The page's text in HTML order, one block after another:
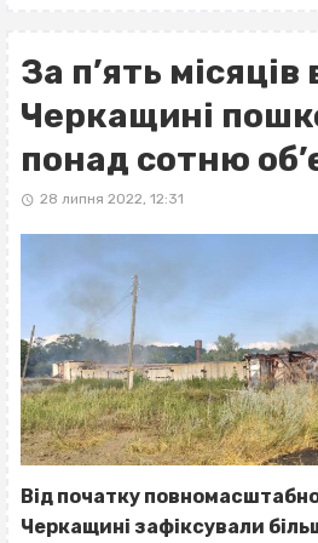
За п’ять місяців
Черкащині
понад сотню
28 липня 2022, 12:31
Від початку
Черкащині зафіксували